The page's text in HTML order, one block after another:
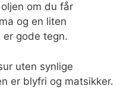
om du får
og en liten
er gode tegn.
uten synlige
er blyfri og matsikker.